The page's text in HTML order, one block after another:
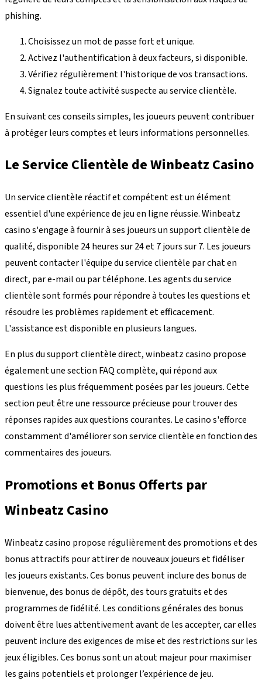
phishing.
Choisissez un mot de passe fort et unique.
Activez l'authentification à deux facteurs, si disponible.
Vérifiez régulièrement l'historique de vos transactions.
Signalez toute activité suspecte au service clientèle.
En suivant ces conseils simples, les joueurs peuvent contribuer
à protéger leurs comptes et leurs informations personnelles.
Le Service Clientèle de Winbeatz Casino
Un service clientèle réactif et compétent est un élément
essentiel d'une expérience de jeu en ligne réussie. Winbeatz
casino s'engage à fournir à ses joueurs un support clientèle de
qualité, disponible 24 heures sur 24 et 7 jours sur 7. Les joueurs
peuvent contacter l'équipe du service clientèle par chat en
direct, par e-mail ou par téléphone. Les agents du service
clientèle sont formés pour répondre à toutes les questions et
résoudre les problèmes rapidement et efficacement.
L'assistance est disponible en plusieurs langues.
En plus du support clientèle direct, winbeatz casino propose
également une section FAQ complète, qui répond aux
questions les plus fréquemment posées par les joueurs. Cette
section peut être une ressource précieuse pour trouver des
réponses rapides aux questions courantes. Le casino s'efforce
constamment d'améliorer son service clientèle en fonction des
commentaires des joueurs.
Promotions et Bonus Offerts par
Winbeatz Casino
Winbeatz casino propose régulièrement des promotions et des
bonus attractifs pour attirer de nouveaux joueurs et fidéliser
les joueurs existants. Ces bonus peuvent inclure des bonus de
bienvenue, des bonus de dépôt, des tours gratuits et des
programmes de fidélité. Les conditions générales des bonus
doivent être lues attentivement avant de les accepter, car elles
peuvent inclure des exigences de mise et des restrictions sur les
jeux éligibles. Ces bonus sont un atout majeur pour maximiser
les gains potentiels et prolonger l’expérience de jeu.